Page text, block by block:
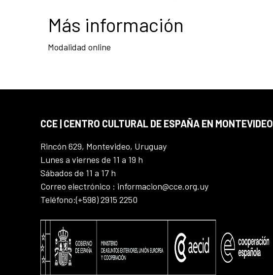
Más información
Modalidad online
CCE | CENTRO CULTURAL DE ESPAÑA EN MONTEVIDEO
Rincón 629, Montevideo, Uruguay
Lunes a viernes de 11 a 19 h
Sábados de 11 a 17 h
Correo electrónico : informacion@cce.org.uy
Teléfono:(+598) 2915 2250